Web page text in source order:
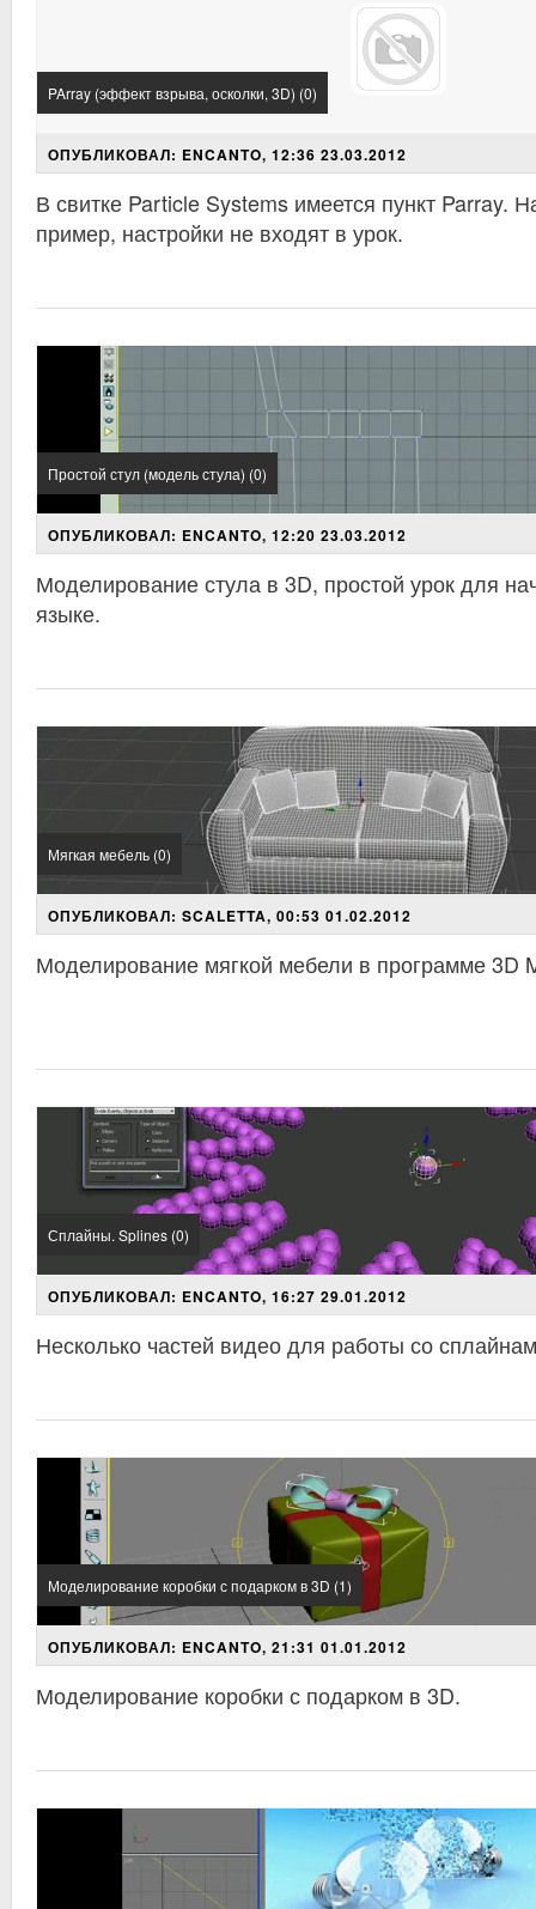
PArray (эффект взрыва, осколки, 3D) (0)
ОПУБЛИКОВАЛ: ENCANTO, 12:36 23.03.2012
В свитке Particle Systems имеется пункт Parray.
пример, настройки не входят в урок.
Простой стул (модель стула) (0)
ОПУБЛИКОВАЛ: ENCANTO, 12:20 23.03.2012
Моделирование стула в 3D, простой урок для
языке.
Мягкая мебель (0)
ОПУБЛИКОВАЛ: SCALETTA, 00:53 01.02.2012
Моделирование мягкой мебели в программе 3D
Сплайны. Splines (0)
ОПУБЛИКОВАЛ: ENCANTO, 16:27 29.01.2012
Несколько частей видео для работы со
Моделирование коробки с подарком в 3D (1)
ОПУБЛИКОВАЛ: ENCANTO, 21:31 01.01.2012
Моделирование коробки с подарком в 3D.